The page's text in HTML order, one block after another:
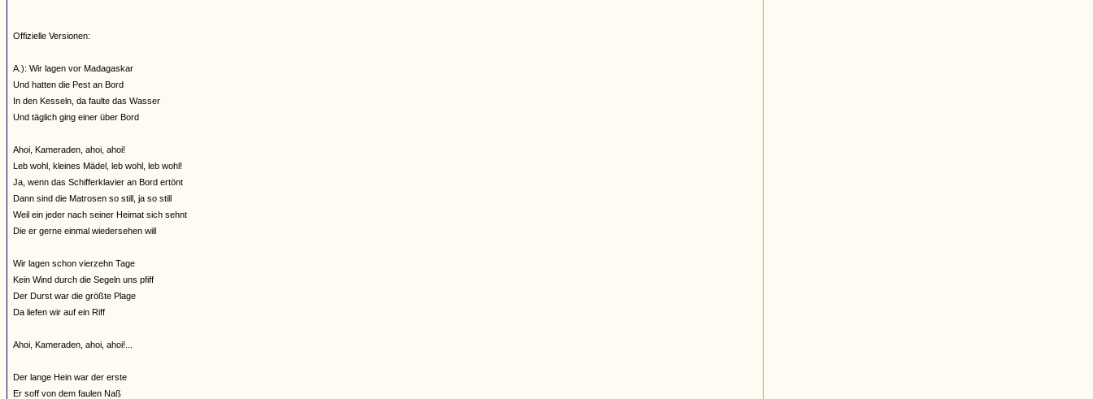
Offizielle Versionen:
A.): Wir lagen vor Madagaskar
Und hatten die Pest an Bord
In den Kesseln, da faulte das Wasser
Und täglich ging einer über Bord
Ahoi, Kameraden, ahoi, ahoi!
Leb wohl, kleines Mädel, leb wohl, leb wohl!
Ja, wenn das Schifferklavier an Bord ertönt
Dann sind die Matrosen so still, ja so still
Weil ein jeder nach seiner Heimat sich sehnt
Die er gerne einmal wiedersehen will
Wir lagen schon vierzehn Tage
Kein Wind durch die Segeln uns pfiff
Der Durst war die größte Plage
Da liefen wir auf ein Riff
Ahoi, Kameraden, ahoi, ahoi!...
Der lange Hein war der erste
Er soff von dem faulen Naß